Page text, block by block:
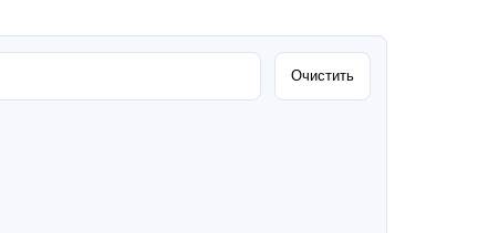
Очистить